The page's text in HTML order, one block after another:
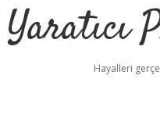
Yaratıcı
Hayalleri